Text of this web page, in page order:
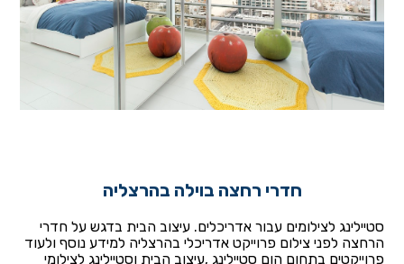
חדרי רחצה בוילה בהרצליה
סטיילינג לצילומים עבור אדריכלים. עיצוב הבית בדגש על חדרי
הרחצה לפני צילום פרוייקט אדריכלי בהרצליה למידע נוסף ולעוד
פרוייקטים בתחום הום סטיילינג ,עיצוב הבית וסטיילינג לצילומי